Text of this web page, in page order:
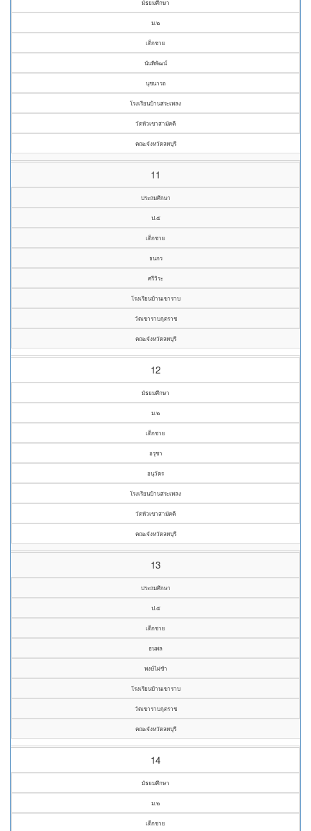
มัธยมศึกษา
ม.๒
เด็กชาย
นันทิพัฒน์
นุชนารถ
โรงเรียนบ้านสระเพลง
วัดหัวเขาสามัคคี
คณะจังหวัดลพบุรี
11
ประถมศึกษา
ป.๕
เด็กชาย
ธนกร
ศรีวิระ
โรงเรียนบ้านเขาราบ
วัดเขาราบกุตราช
คณะจังหวัดลพบุรี
12
มัธยมศึกษา
ม.๒
เด็กชาย
อรุชา
อนุวัตร
โรงเรียนบ้านสระเพลง
วัดหัวเขาสามัคคี
คณะจังหวัดลพบุรี
13
ประถมศึกษา
ป.๕
เด็กชาย
ธนพล
พงษ์ไผ่ขำ
โรงเรียนบ้านเขาราบ
วัดเขาราบกุตราช
คณะจังหวัดลพบุรี
14
มัธยมศึกษา
ม.๒
เด็กชาย